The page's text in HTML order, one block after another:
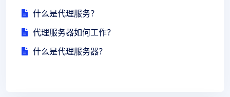
什么是代理服务？
代理服务器如何工作？
什么是代理服务器？